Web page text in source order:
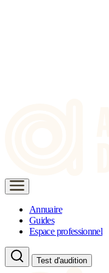
Annuaire
Guides
Espace professionnel
Test d'audition